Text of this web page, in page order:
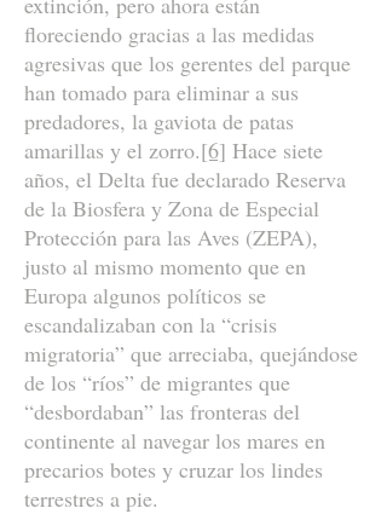
floreciendo gracias a las medidas
agresivas que los gerentes del parque
han tomado para eliminar a sus
predadores, la gaviota de patas
amarillas y el zorro.[6] Hace siete
años, el Delta fue declarado Reserva
de la Biosfera y Zona de Especial
Protección para las Aves (ZEPA),
justo al mismo momento que en
Europa algunos políticos se
escandalizaban con la “crisis
migratoria” que arreciaba, quejándose
de los “ríos” de migrantes que
“desbordaban” las fronteras del
continente al navegar los mares en
precarios botes y cruzar los lindes
terrestres a pie.